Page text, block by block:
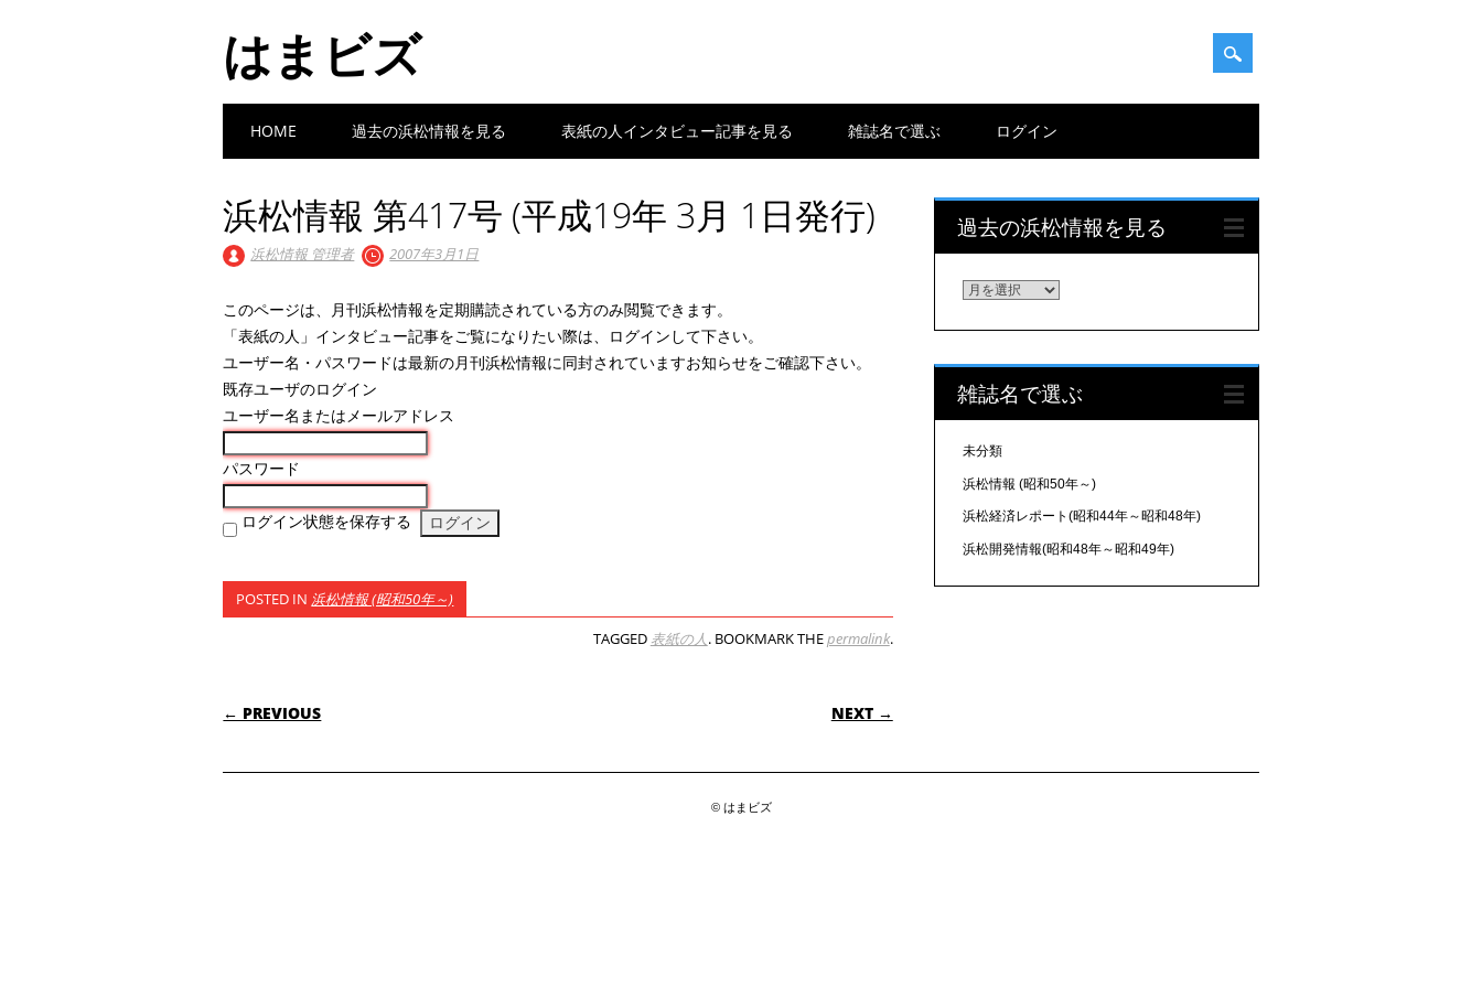
はまビズ
Main menu
HOME 過去の浜松情報を見る 表紙の人インタビュー記事を見る 雑誌名で選ぶ ログイン
浜松情報 第417号 (平成19年 3月 1日発行)
浜松情報 管理者 2007年3月1日
このページは、月刊浜松情報を定期購読されている方のみ閲覧できます。
「表紙の人」インタビュー記事をご覧になりたい際は、ログインして下さい。
ユーザー名・パスワードは最新の月刊浜松情報に同封されていますお知らせをご確認下さい。
既存ユーザのログイン
ユーザー名またはメールアドレス
パスワード
ログイン状態を保存する
POSTED IN 浜松情報 (昭和50年～)
TAGGED 表紙の人. BOOKMARK THEpermalink.
POST NAVIGATION
← PREVIOUS NEXT →
過去の浜松情報を見る
過
浜
松
情
報
る
雑誌名で選ぶ
未分類
浜松情報 (昭和50年～)
浜松経済レポート(昭和44年～昭和48年)
浜松開発情報(昭和48年～昭和49年)
© はまビズ